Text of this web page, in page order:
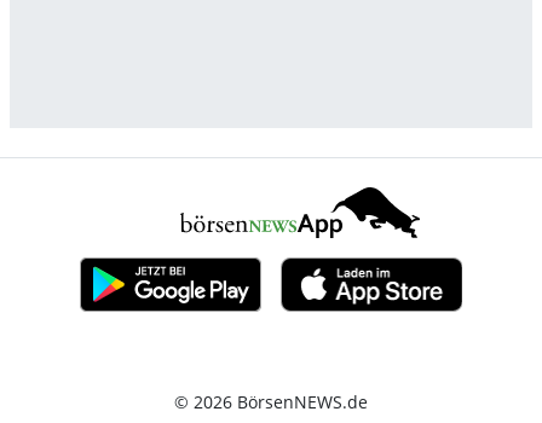
© 2026 BörsenNEWS.de